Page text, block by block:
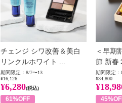
チェンジ シワ改善＆美白
リンクルホワイト ...
期間限定：8/7〜13
¥16,126
¥6,280(税込)
61%OFF
＜早期
節 新春
期間限定：
¥34,800